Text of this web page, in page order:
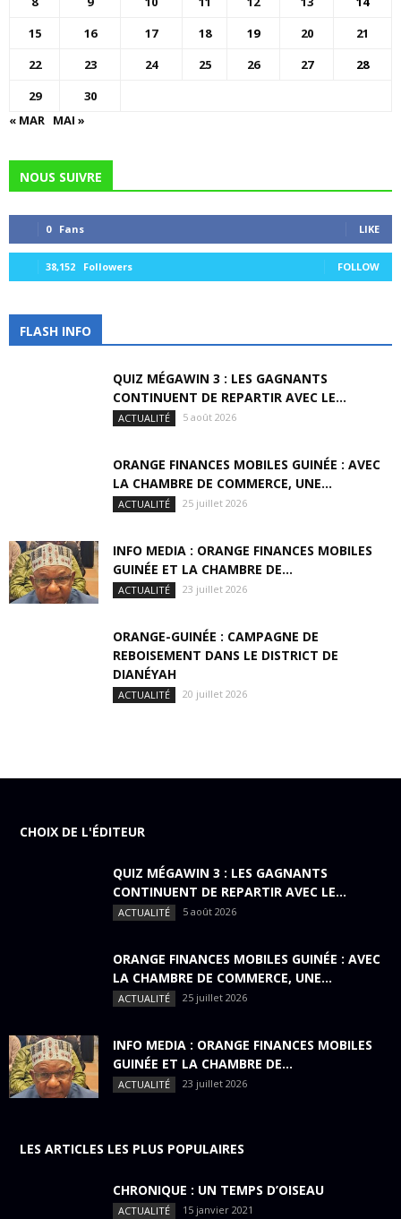
15
16 17 18 19 20
21
22
23 24 25 26 27
28
29
30
« MAR MAI »
NOUS SUIVRE
0 Fans LIKE
38,152 Followers FOLLOW
FLASH INFO
QUIZ MÉGAWIN 3 : LES GAGNANTS
CONTINUENT DE REPARTIR AVEC LE...
ACTUALITÉ 5 août 2026
ORANGE FINANCES MOBILES GUINÉE : AVEC
LA CHAMBRE DE COMMERCE, UNE...
ACTUALITÉ 25 juillet 2026
INFO MEDIA : ORANGE FINANCES MOBILES
GUINÉE ET LA CHAMBRE DE...
ACTUALITÉ 23 juillet 2026
ORANGE-GUINÉE : CAMPAGNE DE
REBOISEMENT DANS LE DISTRICT DE
DIANÉYAH
ACTUALITÉ 20 juillet 2026
CHOIX DE L'ÉDITEUR
QUIZ MÉGAWIN 3 : LES GAGNANTS
CONTINUENT DE REPARTIR AVEC LE...
ACTUALITÉ 5 août 2026
ORANGE FINANCES MOBILES GUINÉE : AVEC
LA CHAMBRE DE COMMERCE, UNE...
ACTUALITÉ 25 juillet 2026
INFO MEDIA : ORANGE FINANCES MOBILES
GUINÉE ET LA CHAMBRE DE...
ACTUALITÉ 23 juillet 2026
LES ARTICLES LES PLUS POPULAIRES
CHRONIQUE : UN TEMPS D’OISEAU
ACTUALITÉ 15 janvier 2021